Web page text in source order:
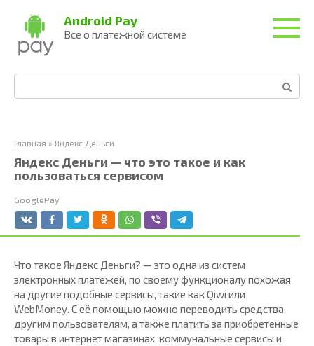
контенту
Android Pay
Все о платежной системе
Главная » Яндекс Деньги
Яндекс Деньги — что это такое и как
пользоваться сервисом
GooglePay
Что такое Яндекс Деньги? — это одна из систем
электронных платежей, по своему функционалу похожая
на другие подобные сервисы, такие как Qiwi или
WebMoney. С её помощью можно переводить средства
другим пользователям, а также платить за приобретенные
товары в интернет магазинах, коммунальные сервисы и